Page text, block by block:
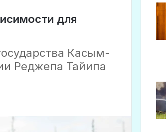
для
Касым-
Реджепа Тайипа